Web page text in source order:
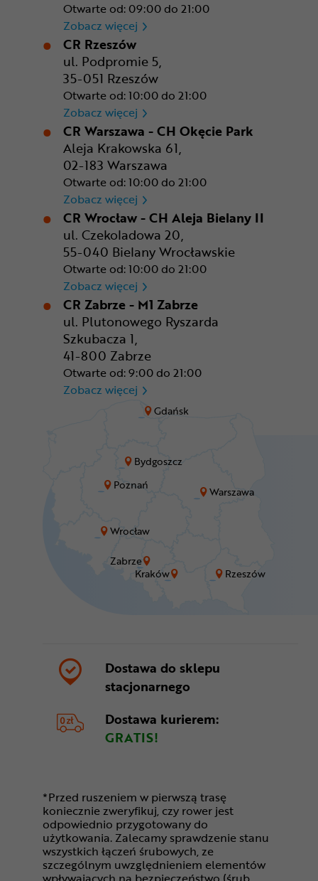
Bydgoszcz
Gdańsk
Kraków
Poznań
Rzeszów
Warszawa
Wrocław
Zabrze
Otwarte od: 09:00 do 21:00
Zobacz więcej CR Poznań - M1 Poznań
CR Rzeszów
ul. Podpromie 5,
35-051 Rzeszów
Otwarte od: 10:00 do 21:00
Zobacz więcej CR Rzeszów
CR Warszawa - CH Okęcie Park
Aleja Krakowska 61,
02-183 Warszawa
Otwarte od: 10:00 do 21:00
Zobacz więcej CR Warszawa - CH Okęcie
CR Wrocław - CH Aleja Bielany II
ul. Czekoladowa 20,
55-040 Bielany Wrocławskie
Otwarte od: 10:00 do 21:00
Zobacz więcej CR Wrocław - CH Aleja
CR Zabrze - M1 Zabrze
ul. Plutonowego Ryszarda
Szkubacza 1,
41-800 Zabrze
Otwarte od: 9:00 do 21:00
Zobacz więcej CR Zabrze - M1 Zabrze
Dostawa do sklepu
stacjonarnego
Dostawa kurierem:
GRATIS!
*Przed ruszeniem w pierwszą trasę
koniecznie zweryfikuj, czy rower jest
odpowiednio przygotowany do
użytkowania. Zalecamy sprawdzenie stanu
wszystkich łączeń śrubowych, ze
szczególnym uwzględnieniem elementów